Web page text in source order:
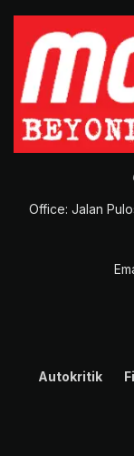
Office: Jalan
Autokritik